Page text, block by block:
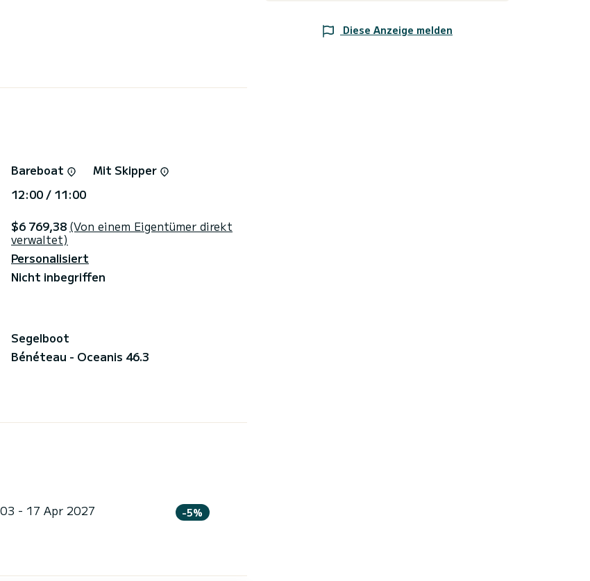
haben, können Sie über die
Bareboat
Mit Skipper
12:00 / 11:00
$6 769,38 (Von einem Eigentümer direkt
verwaltet)
Personalisiert
Nicht inbegriffen
Segelboot
Bénéteau - Oceanis 46.3
03 - 17 Apr 2027 -5%
Diese Anzeige melden